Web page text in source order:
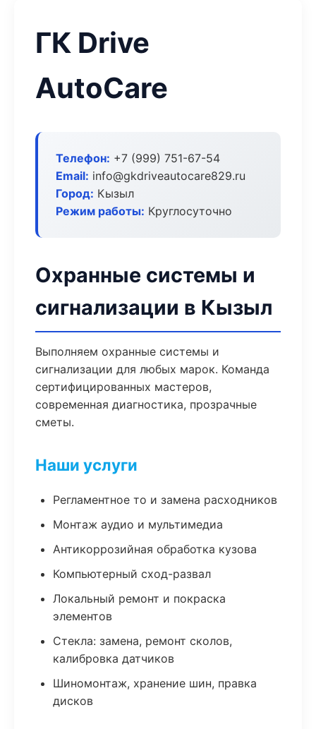
ГК Drive
AutoCare
Телефон: +7 (999) 751-67-54
Email: info@gkdriveautocare829.ru
Город: Кызыл
Режим работы: Круглосуточно
Охранные системы и
сигнализации в Кызыл
Выполняем охранные системы и
сигнализации для любых марок. Команда
сертифицированных мастеров,
современная диагностика, прозрачные
сметы.
Наши услуги
Регламентное то и замена расходников
Монтаж аудио и мультимедиа
Антикоррозийная обработка кузова
Компьютерный сход-развал
Локальный ремонт и покраска
элементов
Стекла: замена, ремонт сколов,
калибровка датчиков
Шиномонтаж, хранение шин, правка
дисков